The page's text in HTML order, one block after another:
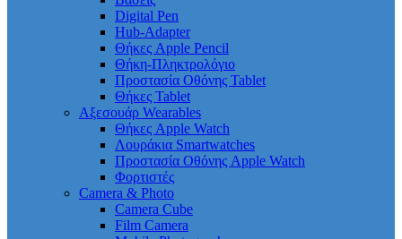
Digital Pen
Hub-Adapter
Θήκες Apple Pencil
Θήκη-Πληκτρολόγιο
Προστασία Οθόνης Tablet
Θήκες Tablet
Αξεσουάρ Wearables
Θήκες Apple Watch
Λουράκια Smartwatches
Προστασία Οθόνης Apple Watch
Φορτιστές
Camera & Photo
Camera Cube
Film Camera